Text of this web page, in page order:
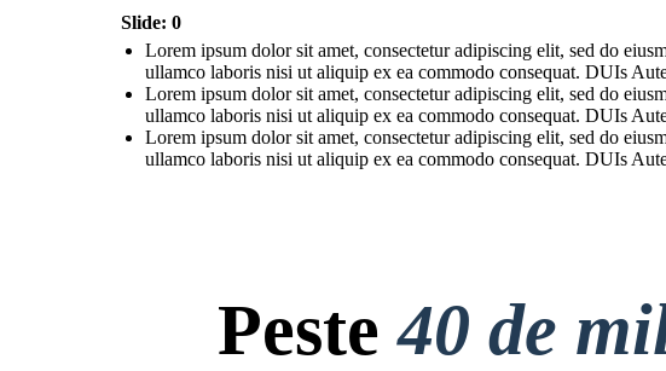
Slide: 0
Lorem ipsum dolor sit amet, consectetur adipiscing elit, sed do
ullamco laboris nisi ut aliquip ex ea commodo consequat. DUIs
Lorem ipsum dolor sit amet, consectetur adipiscing elit, sed do
ullamco laboris nisi ut aliquip ex ea commodo consequat. DUIs
Lorem ipsum dolor sit amet, consectetur adipiscing elit, sed do
ullamco laboris nisi ut aliquip ex ea commodo consequat. DUIs
Peste40 de